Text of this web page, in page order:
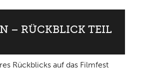
– RÜCKBLICK TEIL
Rückblicks auf das Filmfest